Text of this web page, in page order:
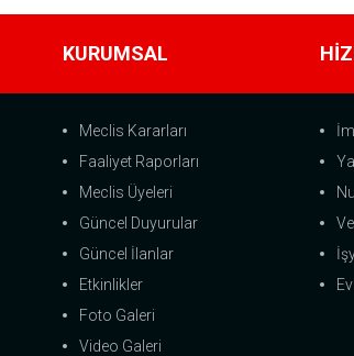
KURUMSAL
Meclis Kararları
Faaliyet Raporları
Meclis Üyeleri
Güncel Duyurular
Güncel İlanlar
Etkinlikler
Foto Galeri
Video Galeri